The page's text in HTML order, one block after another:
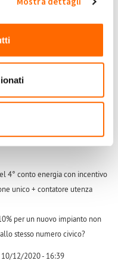
fare un potenziamento con il
un impianto fotovoltaico
Sul Posto? Ma a quel punto
4° conto energia con incentivo
unico + contatore utenza
per un nuovo impianto non
stesso numero civico?
10/12/2020 - 16:39